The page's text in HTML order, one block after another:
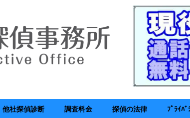
他社探偵診断 調査料金 探偵の法律 ﾌﾟﾗｲﾊﾞ